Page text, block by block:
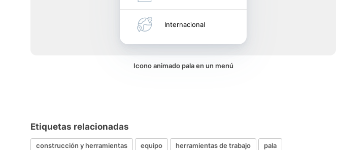
Internacional
Icono animado pala en un menú
Etiquetas relacionadas
construcción y herramientas equipo herramientas de trabajo pala